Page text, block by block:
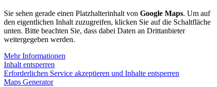
Sie sehen gerade einen Platzhalterinhalt von Google Maps. Um auf
den eigentlichen Inhalt zuzugreifen, klicken Sie auf die Schaltfläche
unten. Bitte beachten Sie, dass dabei Daten an Drittanbieter
weitergegeben werden.
Mehr Informationen
Inhalt entsperren
Erforderlichen Service akzeptieren und Inhalte entsperren
Maps Generator